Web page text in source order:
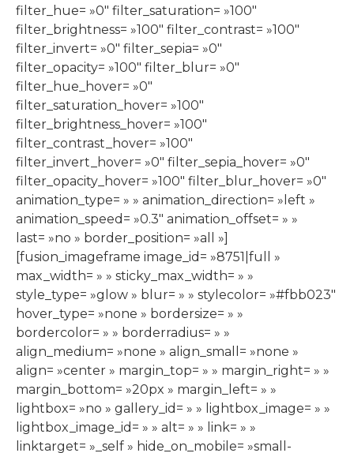
filter_hue= »0″ filter_saturation= »100″
filter_brightness= »100″ filter_contrast= »100″
filter_invert= »0″ filter_sepia= »0″
filter_opacity= »100″ filter_blur= »0″
filter_hue_hover= »0″
filter_saturation_hover= »100″
filter_brightness_hover= »100″
filter_contrast_hover= »100″
filter_invert_hover= »0″ filter_sepia_hover= »0″
filter_opacity_hover= »100″ filter_blur_hover= »0″
animation_type= » » animation_direction= »left »
animation_speed= »0.3″ animation_offset= » »
last= »no » border_position= »all »]
[fusion_imageframe image_id= »8751|full »
max_width= » » sticky_max_width= » »
style_type= »glow » blur= » » stylecolor= »#fbb023″
hover_type= »none » bordersize= » »
bordercolor= » » borderradius= » »
align_medium= »none » align_small= »none »
align= »center » margin_top= » » margin_right= » »
margin_bottom= »20px » margin_left= » »
lightbox= »no » gallery_id= » » lightbox_image= » »
lightbox_image_id= » » alt= » » link= » »
linktarget= »_self » hide_on_mobile= »small-